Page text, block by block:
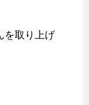
を取り上げ